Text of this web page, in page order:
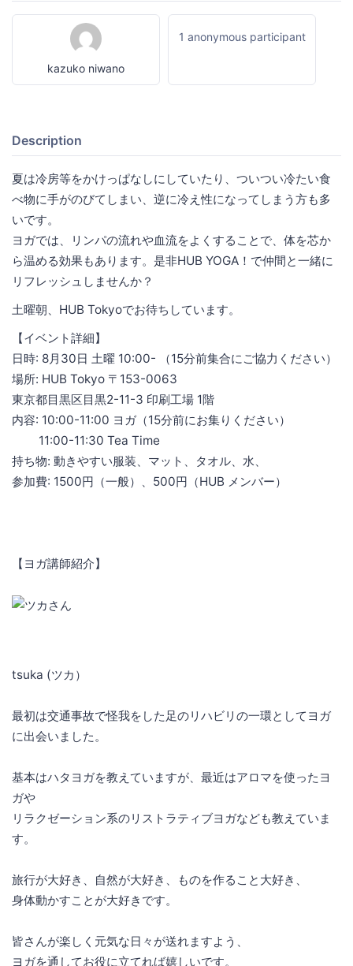
kazuko niwano
1 anonymous participant
Description
夏は冷房等をかけっぱなしにしていたり、ついつい冷たい食
べ物に手がのびてしまい、逆に冷え性になってしまう方も多
いです。
ヨガでは、リンパの流れや血流をよくすることで、体を芯か
ら温める効果もあります。是非HUB YOGA！で仲間と一緒に
リフレッシュしませんか？
土曜朝、HUB Tokyoでお待ちしています。
【イベント詳細】
日時: 8月30日 土曜 10:00- （15分前集合にご協力ください）
場所: HUB Tokyo 〒153-0063
東京都目黒区目黒2-11-3 印刷工場 1階
内容: 10:00-11:00 ヨガ（15分前にお集りください）
11:00-11:30 Tea Time
持ち物: 動きやすい服装、マット、タオル、水、
参加費: 1500円（一般）、500円（HUB メンバー）
【ヨガ講師紹介】
tsuka (ツカ）
最初は交通事故で怪我をした足のリハビリの一環としてヨガ
に出会いました。
基本はハタヨガを教えていますが、最近はアロマを使ったヨ
ガや
リラクゼーション系のリストラティブヨガなども教えていま
す。
旅行が大好き、自然が大好き、ものを作ること大好き、
身体動かすことが大好きです。
皆さんが楽しく元気な日々が送れますよう、
ヨガを通してお役に立てれば嬉しいです。